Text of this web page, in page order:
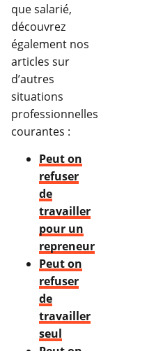
que salarié,
découvrez
également nos
articles sur
d’autres
situations
professionnelles
courantes :
Peut on
refuser
de
travailler
pour un
repreneur
Peut on
refuser
de
travailler
seul